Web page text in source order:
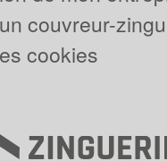
couvreur-
cookies